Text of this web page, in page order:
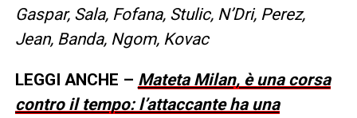
Gaspar, Sala, Fofana, Stulic, N’Dri, Perez,
Jean, Banda, Ngom, Kovac
LEGGI ANCHE – Mateta Milan, è una corsa
contro il tempo: l’attaccante ha una